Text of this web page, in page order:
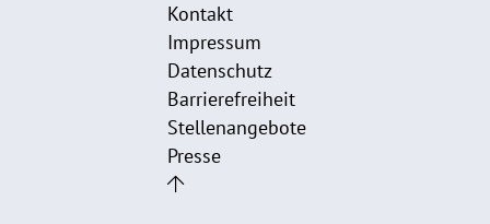
Kontakt
Impressum
Datenschutz
Barrierefreiheit
Stellenangebote
Presse